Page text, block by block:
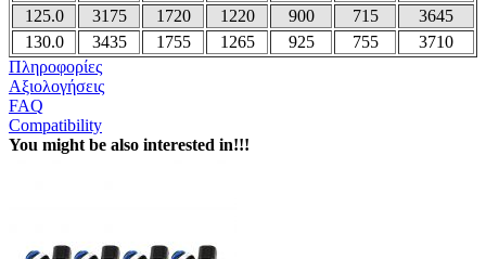
125.0
3175 1720 1220 900 715
3645
130.0
3435 1755 1265 925 755
3710
Πληροφορίες
Αξιολογήσεις
FAQ
Compatibility
You might be also interested in!!!